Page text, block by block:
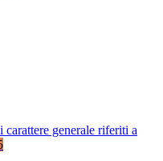
generale riferiti a